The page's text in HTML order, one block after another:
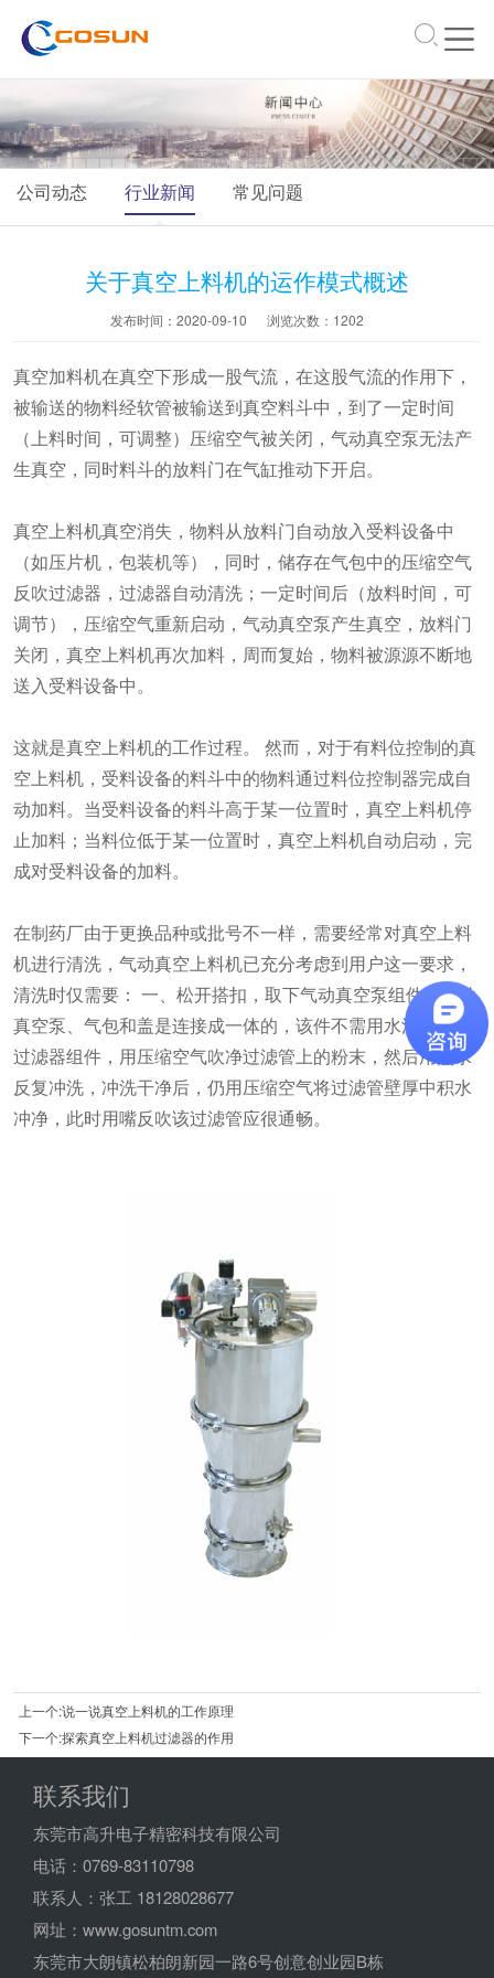
公司动态 行业新闻 常见问题
关于真空上料机的运作模式概述
发布时间：2020-09-10 浏览次数： 1202
真空加料机在真空下形成一股气流，在这股气流的作用下，
被输送的物料经软管被输送到真空料斗中，到了一定时间
（上料时间，可调整）压缩空气被关闭，气动真空泵无法产
生真空，同时料斗的放料门在气缸推动下开启。
真空上料机真空消失，物料从放料门自动放入受料设备中
（如压片机，包装机等），同时，储存在气包中的压缩空气
反吹过滤器，过滤器自动清洗；一定时间后（放料时间，可
调节），压缩空气重新启动，气动真空泵产生真空，放料门
关闭，真空上料机再次加料，周而复始，物料被源源不断地
送入受料设备中。
这就是真空上料机的工作过程。 然而，对于有料位控制的真
空上料机，受料设备的料斗中的物料通过料位控制器完成自
动加料。当受料设备的料斗高于某一位置时，真空上料机停
止加料；当料位低于某一位置时，真空上料机自动启动，完
成对受料设备的加料。
在制药厂由于更换品种或批号不一样，需要经常对真空上料
机进行清洗，气动真空上料机已充分考虑到用户这一要求，
清洗时仅需要： 一、松开搭扣，取下气动真空泵组件，气动
真空泵、气包和盖是连接成一体的，该件不需用水清洗。 下
过滤器组件，用压缩空气吹净过滤管上的粉末，然后用热水
反复冲洗，冲洗干净后，仍用压缩空气将过滤管壁厚中积水
冲净，此时用嘴反吹该过滤管应很通畅。
上一个:说一说真空上料机的工作原理
下一个:探索真空上料机过滤器的作用
联系我们
东莞市高升电子精密科技有限公司
电话：0769-83110798
联系人：张工 18128028677
网址：www.gosuntm.com
东莞市大朗镇松柏朗新园一路6号创意创业园B栋